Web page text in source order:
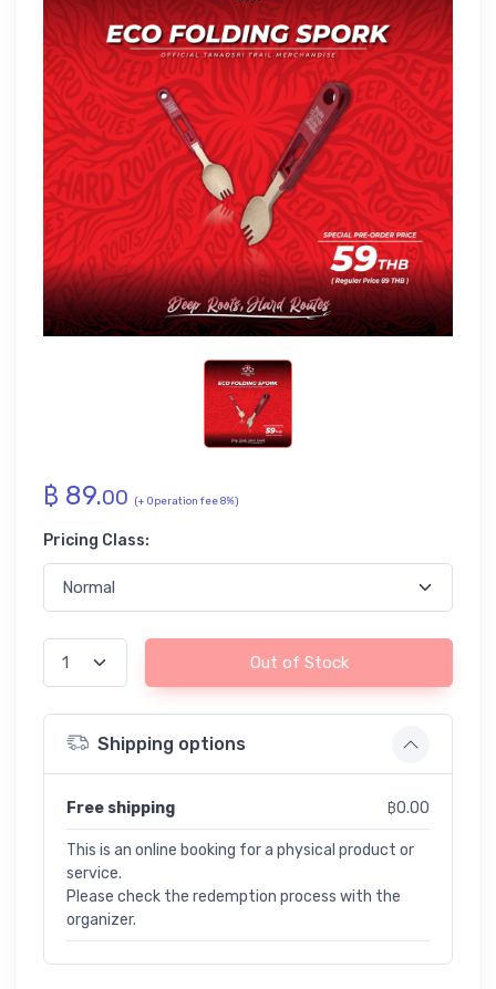
฿ 89.00 (+ Operation fee 8%)
Pricing Class:
Out of Stock
Shipping options
Free shipping ฿0.00
This is an online booking for a physical product or
service.
Please check the redemption process with the
organizer.